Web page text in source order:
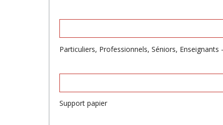
Particuliers, Professionnels, Séniors,
Support papier